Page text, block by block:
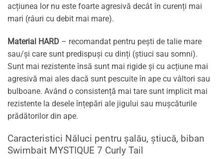
acțiunea lor nu este foarte agresivă decât în curenți mai
mari (râuri cu debit mai mare).
Material HARD – recomandat pentru pești de talie mare
sau/și care sunt predispuși cu dinți (știuci sau somni).
Sunt mai rezistente însă sunt mai rigide și cu acțiune mai
agresivă mai ales dacă sunt pescuite în ape cu vâltori sau
bulboane. Având o consistență mai tare sunt implicit mai
rezistente la desele înțepări ale jigului sau mușcăturile
prădătorilor din ape.
Caracteristici Năluci pentru șalău, știucă, biban
Swimbait MYSTIQUE 7 Curly Tail